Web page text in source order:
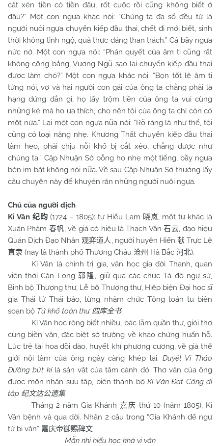
cắt xén tiền cỏ tiền đậu, rốt cuộc rồi cũng không biết ở
đâu?” Một con ngựa khác nói: “Chúng ta đa số đều từ là
người nuôi ngựa chuyển kiếp đầu thai, chết đi mới biết, sinh
thời không tỉnh ngộ, quả thực đáng than trách.” Cả bầy ngựa
nức nở. Một con ngựa nói: “Phán quyết của âm ti cũng rất
không công bằng, Vương Ngũ sao lại chuyển kiếp đầu thai
được làm chó?” Một con ngựa khác nói: “Bọn tốt lệ âm ti
từng nói, vợ và hai người con gái của ông ta chẳng phải là
hạng đứng đắn gì, họ lấy trộm tiền của ông ta vui cùng
những kẻ mà họ ưa thích, cho nên tội của ông ta chỉ còn có
một nửa.” Lại một con ngựa nữa nói: “Rõ ràng là như thế, tội
cũng có loại nặng nhẹ. Khương Thất chuyển kiếp đầu thai
làm heo, phải chịu nỗi khổ bị cắt xẻo, chẳng được như
chúng ta.” Cập Nhuận Sở bỗng ho nhẹ một tiếng, bầy ngựa
bèn im bặt không nói nữa. Về sau Cập Nhuận Sở thường lấy
câu chuyện này để khuyên răn những người nuôi ngựa.
Chú của người dịch
Kỉ Vân 纪昀 (1724 – 1805): tự Hiểu Lam 晓岚, một tự khác là
Xuân Phàm 春帆, về già có hiệu là Thạch Vân石云, đạo hiệu
Quán Dịch Đạo Nhân观弈道人 , người huyện Hiến 献Trực Lệ
直隶 (nay là thành phố Thương Châu 沧州 Hà Bắc 河北).
Kỉ Vân là chính trị gia, văn học gia đời Thanh, quan
viên thời Càn Long 郓隆, giữ qua các chức Tả đô ngự sử,
Binh bộ Thượng thư, Lễ bộ Thượng thư, Hiệp biện Đại học sĩ
gia Thái tử Thái bảo, từng nhậm chức Tổng toản tu biên
soạn bộ Tứ khố toàn thư 四库全书.
Kỉ Vân học rộng biết nhiều, bác lãm quần thư, giỏi thơ
cùng biền văn, đặc biệt sở trường về khảo chứng huấn hỗ.
Lúc trẻ tài hoa dồi dào, huyết khí phương cương, về già thế
giới nội tâm của ông ngày càng khép lại. Duyệt Vi Thảo
Đường bút kílà sản vật của tâm cảnh đó. Thơ văn của ông
được môn nhân sưu tập, biên thành bộ Kỉ Văn Đạt Công di
tập 纪文达公遗集.
Tháng 2 năm Gia Khánh 嘉庆 thứ 10 (năm 1805), Kỉ
Vân bệnh và qua đời. Nhân 2 câu trong “Gia Khánh đế ngự
tứ bi văn” 嘉庆帝御赐碑文
Mẫn nhi hiếu học khả vi văn